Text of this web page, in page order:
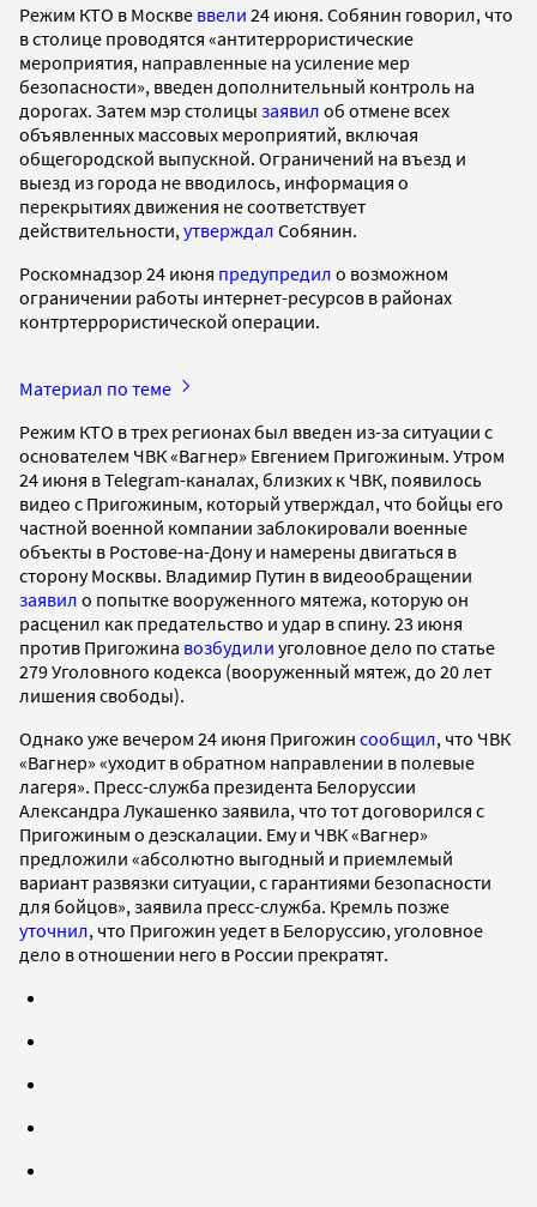
Режим КТО в Москве ввели 24 июня. Собянин говорил, что
в столице проводятся «антитеррористические
мероприятия, направленные на усиление мер
безопасности», введен дополнительный контроль на
дорогах. Затем мэр столицы заявил об отмене всех
объявленных массовых мероприятий, включая
общегородской выпускной. Ограничений на въезд и
выезд из города не вводилось, информация о
перекрытиях движения не соответствует
действительности, утверждал Собянин.
Роскомнадзор 24 июня предупредил о возможном
ограничении работы интернет-ресурсов в районах
контртеррористической операции.
Материал по теме
Режим КТО в трех регионах был введен из-за ситуации с
основателем ЧВК «Вагнер» Евгением Пригожиным. Утром
24 июня в Telegram-каналах, близких к ЧВК, появилось
видео с Пригожиным, который утверждал, что бойцы его
частной военной компании заблокировали военные
объекты в Ростове-на-Дону и намерены двигаться в
сторону Москвы. Владимир Путин в видеообращении
заявил о попытке вооруженного мятежа, которую он
расценил как предательство и удар в спину. 23 июня
против Пригожина возбудили уголовное дело по статье
279 Уголовного кодекса (вооруженный мятеж, до 20 лет
лишения свободы).
Однако уже вечером 24 июня Пригожин сообщил, что ЧВК
«Вагнер» «уходит в обратном направлении в полевые
лагеря». Пресс-служба президента Белоруссии
Александра Лукашенко заявила, что тот договорился с
Пригожиным о деэскалации. Ему и ЧВК «Вагнер»
предложили «абсолютно выгодный и приемлемый
вариант развязки ситуации, с гарантиями безопасности
для бойцов», заявила пресс-служба. Кремль позже
уточнил, что Пригожин уедет в Белоруссию, уголовное
дело в отношении него в России прекратят.